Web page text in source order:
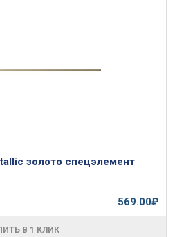
золото спецэлемент
569.00₽
В 1 КЛИК